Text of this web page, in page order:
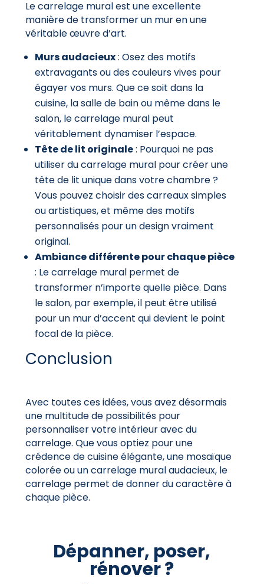
Le carrelage mural est une excellente
manière de transformer un mur en une
véritable œuvre d’art.
Murs audacieux: Osez des motifs
extravagants ou des couleurs vives pour
égayer vos murs. Que ce soit dans la
cuisine, la salle de bain ou même dans le
salon, le carrelage mural peut
véritablement dynamiser l’espace.
Tête de lit originale: Pourquoi ne pas
utiliser du carrelage mural pour créer une
tête de lit unique dans votre chambre ?
Vous pouvez choisir des carreaux simples
ou artistiques, et même des motifs
personnalisés pour un design vraiment
original.
Ambiance différente pour chaque pièce
: Le carrelage mural permet de
transformer n’importe quelle pièce. Dans
le salon, par exemple, il peut être utilisé
pour un mur d’accent qui devient le point
focal de la pièce.
Conclusion
Avec toutes ces idées, vous avez désormais
une multitude de possibilités pour
personnaliser votre intérieur avec du
carrelage. Que vous optiez pour une
crédence de cuisine élégante, une mosaïque
colorée ou un carrelage mural audacieux, le
carrelage permet de donner du caractère à
chaque pièce.
Dépanner, poser,
rénover ?